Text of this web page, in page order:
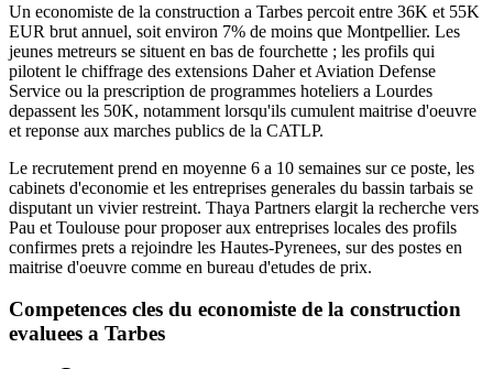
Un economiste de la construction a Tarbes percoit entre 36K et 55K
EUR brut annuel, soit environ 7% de moins que Montpellier. Les
jeunes metreurs se situent en bas de fourchette ; les profils qui
pilotent le chiffrage des extensions Daher et Aviation Defense
Service ou la prescription de programmes hoteliers a Lourdes
depassent les 50K, notamment lorsqu'ils cumulent maitrise d'oeuvre
et reponse aux marches publics de la CATLP.
Le recrutement prend en moyenne 6 a 10 semaines sur ce poste, les
cabinets d'economie et les entreprises generales du bassin tarbais se
disputant un vivier restreint. Thaya Partners elargit la recherche vers
Pau et Toulouse pour proposer aux entreprises locales des profils
confirmes prets a rejoindre les Hautes-Pyrenees, sur des postes en
maitrise d'oeuvre comme en bureau d'etudes de prix.
Competences cles du economiste de la construction
evaluees a Tarbes